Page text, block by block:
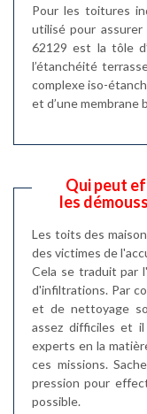
Pour les toitures
utilisé pour assurer
62129 est la tôle
l’étanchéité
complexe iso-
et d’une membrane
Qui peut
les
Les toits des
des victimes de
Cela se traduit par
d'infiltrations. Par
et de nettoyage
assez difficiles et
experts en la
ces missions.
pression pour
possible.